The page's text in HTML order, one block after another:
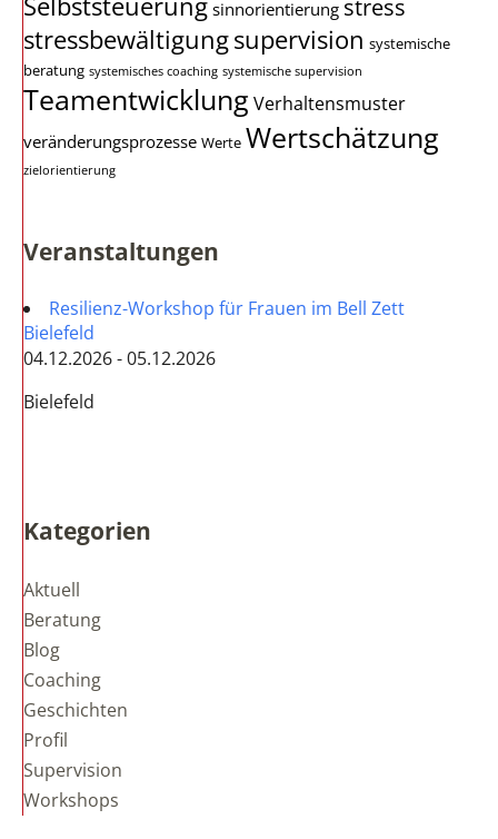
sinnorientierung stress
stressbewältigungsupervision systemische
beratung systemisches coaching systemische supervision
Teamentwicklung Verhaltensmuster
veränderungsprozesse Werte Wertschätzung
zielorientierung
Veranstaltungen
Resilienz-Workshop für Frauen im Bell Zett
Bielefeld
04.12.2026 - 05.12.2026
Bielefeld
Kategorien
Aktuell
Beratung
Blog
Coaching
Geschichten
Profil
Supervision
Workshops